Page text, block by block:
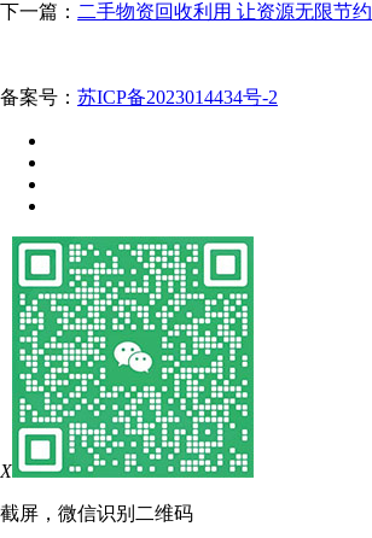
下一篇： 二手物资回收利用 让资源无限节约
备案号： 苏ICP备2023014434号-2
X
截屏，微信识别二维码